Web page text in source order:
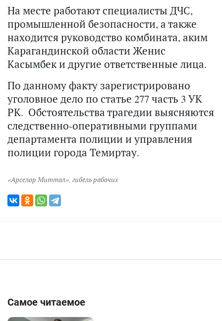
На месте работают специалисты ДЧС,
промышленной безопасности, а также
находится руководство комбината, аким
Карагандинской области Женис
Касымбек и другие ответственные лица.
По данному факту зарегистрировано
уголовное дело по статье 277 часть 3 УК
РК. Обстоятельства трагедии выясняются
следственно-оперативными группами
департамента полиции и управления
полиции города Темиртау.
«Арселор Миттал» гибель рабочих
Самое читаемое